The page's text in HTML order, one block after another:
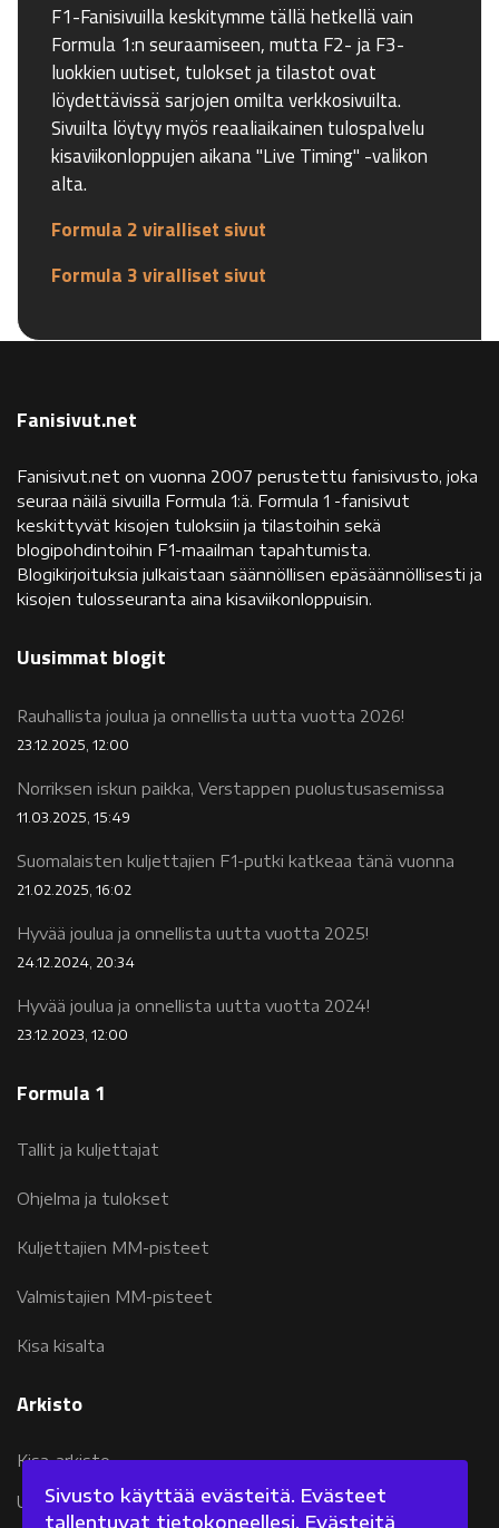
F1-Fanisivuilla keskitymme tällä hetkellä vain
Formula 1:n seuraamiseen, mutta F2- ja F3-
luokkien uutiset, tulokset ja tilastot ovat
löydettävissä sarjojen omilta verkkosivuilta.
Sivuilta löytyy myös reaaliaikainen tulospalvelu
kisaviikonloppujen aikana "Live Timing" -valikon
alta.
Formula 2 viralliset sivut
Formula 3 viralliset sivut
Fanisivut.net
Fanisivut.net on vuonna 2007 perustettu fanisivusto, joka
seuraa näilä sivuilla Formula 1:ä. Formula 1 -fanisivut
keskittyvät kisojen tuloksiin ja tilastoihin sekä
blogipohdintoihin F1-maailman tapahtumista.
Blogikirjoituksia julkaistaan säännöllisen epäsäännöllisesti ja
kisojen tulosseuranta aina kisaviikonloppuisin.
Uusimmat blogit
Rauhallista joulua ja onnellista uutta vuotta 2026!
23.12.2025, 12:00
Norriksen iskun paikka, Verstappen puolustusasemissa
11.03.2025, 15:49
Suomalaisten kuljettajien F1-putki katkeaa tänä vuonna
21.02.2025, 16:02
Hyvää joulua ja onnellista uutta vuotta 2025!
24.12.2024, 20:34
Hyvää joulua ja onnellista uutta vuotta 2024!
23.12.2023, 12:00
Formula 1
Tallit ja kuljettajat
Ohjelma ja tulokset
Kuljettajien MM-pisteet
Valmistajien MM-pisteet
Kisa kisalta
Arkisto
Kisa-arkisto
Uutisarkisto 2007-2011
Sivusto käyttää evästeitä. Evästeet
tallentuvat tietokoneellesi. Evästeitä